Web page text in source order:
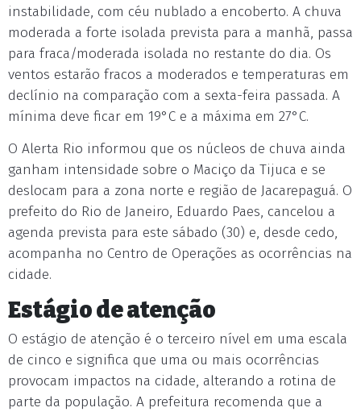
instabilidade, com céu nublado a encoberto. A chuva
moderada a forte isolada prevista para a manhã, passa
para fraca/moderada isolada no restante do dia. Os
ventos estarão fracos a moderados e temperaturas em
declínio na comparação com a sexta-feira passada. A
mínima deve ficar em 19°C e a máxima em 27°C.
O Alerta Rio informou que os núcleos de chuva ainda
ganham intensidade sobre o Maciço da Tijuca e se
deslocam para a zona norte e região de Jacarepaguá. O
prefeito do Rio de Janeiro, Eduardo Paes, cancelou a
agenda prevista para este sábado (30) e, desde cedo,
acompanha no Centro de Operações as ocorrências na
cidade.
Estágio de atenção
O estágio de atenção é o terceiro nível em uma escala
de cinco e significa que uma ou mais ocorrências
provocam impactos na cidade, alterando a rotina de
parte da população. A prefeitura recomenda que a